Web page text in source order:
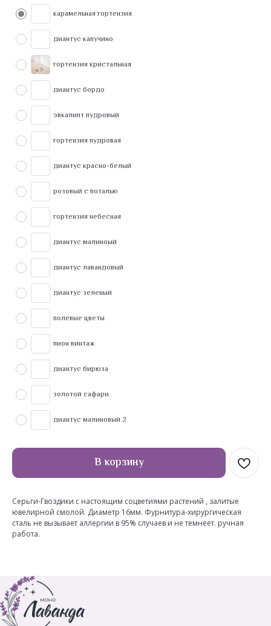
карамельная гортензия
диантус капучино
гортензия кристальная
диантус бордо
эвкалипт пудровый
гортензия пудровая
диантус красно-белый
розовый с поталью
гортензия небесная
диантус малиноый
диантус лавандовый
диантус зеленый
полевые цветы
пион винтаж
диантус бирюза
золотой сафари
диантус малиновый 2
В корзину
Серьги-Гвоздики с настоящим соцветиями растений , залитые
ювелирной смолой. Диаметр 16мм. Фурнитура-хирургическая
сталь не вызывает аллергии в 95% случаев и не темнеет. ручная
работа.